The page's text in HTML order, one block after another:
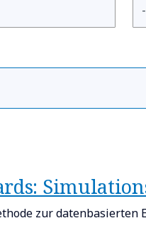
zur datenbasierten